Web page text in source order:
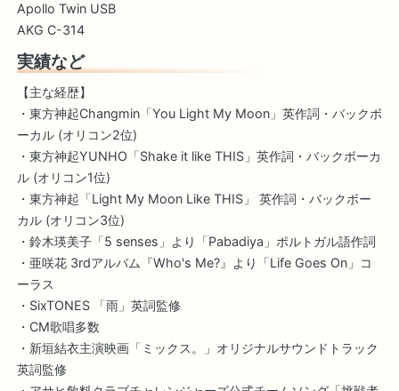
Apollo Twin USB
AKG C-314
実績など
【主な経歴】
・東方神起Changmin「You Light My Moon」英作詞・バックボ
ーカル (オリコン2位)
・東方神起YUNHO「Shake it like THIS」英作詞・バックボーカ
ル (オリコン1位)
・東方神起「Light My Moon Like THIS」 英作詞・バックボー
カル (オリコン3位)
・鈴木瑛美子「5 senses」より「Pabadiya」ポルトガル語作詞
・亜咲花 3rdアルバム『Who's Me?』より「Life Goes On」コ
ーラス
・SixTONES 「雨」英詞監修
・CM歌唱多数
・新垣結衣主演映画「ミックス。」オリジナルサウンドトラック
英詞監修